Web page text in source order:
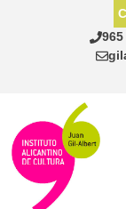
965